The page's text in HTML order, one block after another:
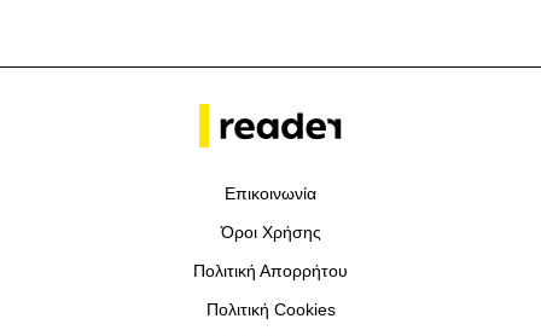
Επικοινωνία
Όροι Χρήσης
Πολιτική Απορρήτου
Πολιτική Cookies